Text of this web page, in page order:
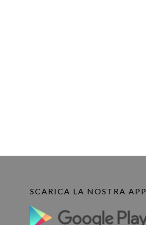
SCARICA LA NOSTRA APP